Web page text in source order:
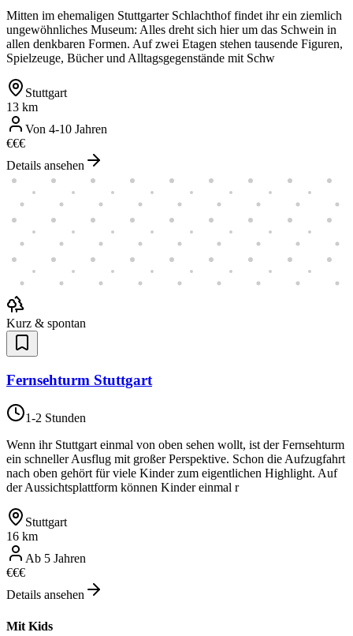
Mitten im ehemaligen Stuttgarter Schlachthof findet ihr ein ziemlich
ungewöhnliches Museum: Alles dreht sich hier um das Schwein in
allen denkbaren Formen. Auf zwei Etagen stehen tausende Figuren,
Spielzeuge, Bücher und Alltagsgegenstände mit Schw
Stuttgart
13 km
Von 4-10 Jahren
€€€
Details ansehen
Kurz & spontan
Fernsehturm Stuttgart
1-2 Stunden
Wenn ihr Stuttgart einmal von oben sehen wollt, ist der Fernsehturm
ein schneller Ausflug mit großer Perspektive. Schon die Aufzugfahrt
nach oben gehört für viele Kinder zum eigentlichen Highlight. Auf
der Aussichtsplattform können Kinder einmal r
Stuttgart
16 km
Ab 5 Jahren
€€€
Details ansehen
Mit Kids